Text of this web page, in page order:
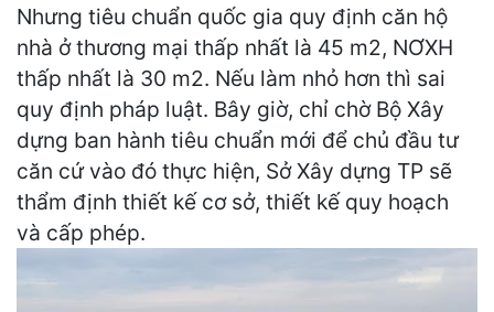
Nhưng tiêu chuẩn quốc gia quy định căn hộ
nhà ở thương mại thấp nhất là 45 m2, NƠXH
thấp nhất là 30 m2. Nếu làm nhỏ hơn thì sai
quy định pháp luật. Bây giờ, chỉ chờ Bộ Xây
dựng ban hành tiêu chuẩn mới để chủ đầu tư
căn cứ vào đó thực hiện, Sở Xây dựng TP sẽ
thẩm định thiết kế cơ sở, thiết kế quy hoạch
và cấp phép.